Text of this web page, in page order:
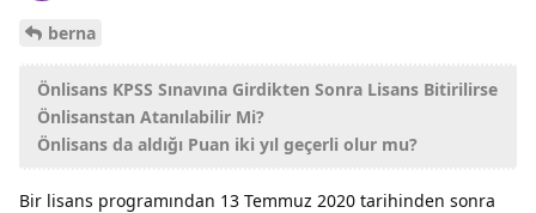
berna
Önlisans KPSS Sınavına Girdikten Sonra Lisans Bitirilirse
Önlisanstan Atanılabilir Mi?
Önlisans da aldığı Puan iki yıl geçerli olur mu?
Bir lisans programından 13 Temmuz 2020 tarihinden sonra